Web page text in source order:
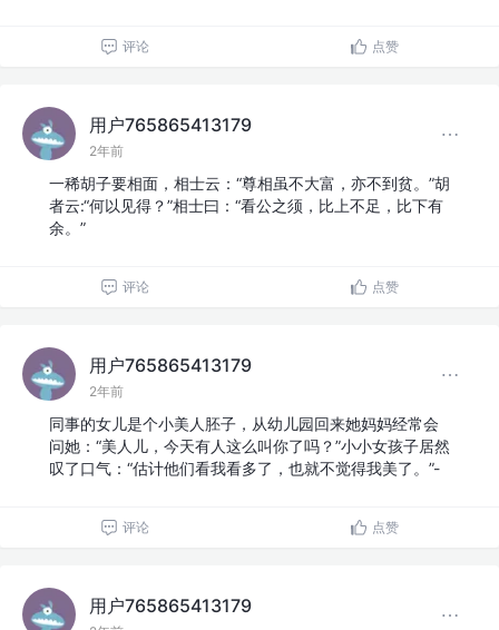
评论 点赞
用户765865413179
2年前
一稀胡子要相面，相士云：“尊相虽不大富，亦不到贫。”胡
者云:“何以见得？”相士曰：“看公之须，比上不足，比下有
余。”
评论 点赞
用户765865413179
2年前
同事的女儿是个小美人胚子，从幼儿园回来她妈妈经常会
问她：“美人儿，今天有人这么叫你了吗？”小小女孩子居然
叹了口气：“估计他们看我看多了，也就不觉得我美了。”-
评论 点赞
用户765865413179